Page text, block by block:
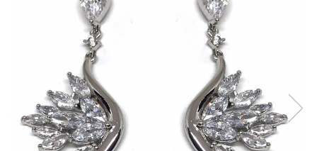
Bijuterii Femei
Bijuterii Mirese
Reduceri
Cele mai noi
Cele mai vandute
Cele mai votate